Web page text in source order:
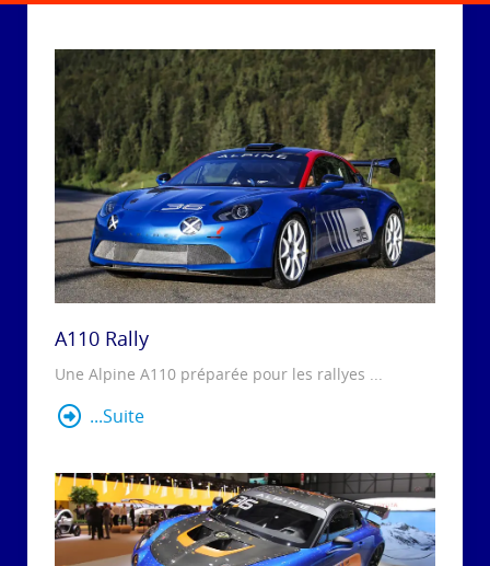
A110 Rally
Une Alpine A110 préparée pour les rallyes ...
...Suite